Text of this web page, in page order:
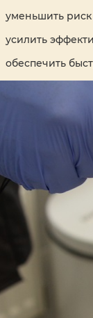
уменьшить
усилить
обеспечить